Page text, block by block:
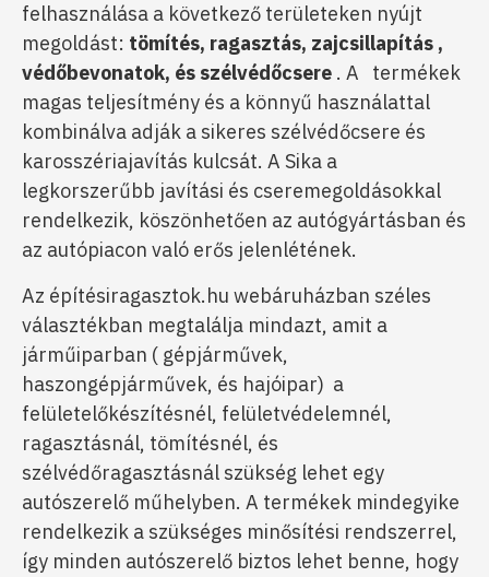
felhasználása a következő területeken nyújt
megoldást: tömítés, ragasztás, zajcsillapítás ,
védőbevonatok, és szélvédőcsere . A termékek
magas teljesítmény és a könnyű használattal
kombinálva adják a sikeres szélvédőcsere és
karosszériajavítás kulcsát. A Sika a
legkorszerűbb javítási és cseremegoldásokkal
rendelkezik, köszönhetően az autógyártásban és
az autópiacon való erős jelenlétének.
Az építésiragasztok.hu webáruházban széles
választékban megtalálja mindazt, amit a
járműiparban ( gépjárművek,
haszongépjárművek, és hajóipar) a
felületelőkészítésnél, felületvédelemnél,
ragasztásnál, tömítésnél, és
szélvédőragasztásnál szükség lehet egy
autószerelő műhelyben. A termékek mindegyike
rendelkezik a szükséges minősítési rendszerrel,
így minden autószerelő biztos lehet benne, hogy